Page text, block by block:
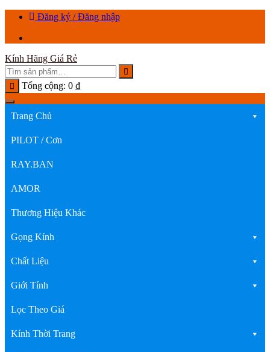
Chuyển
dung
Đăng ký / Đăng nhập
Kính Hãng Giá Rẻ
Tổng cộng: 0 ₫
Trang Chủ
PILOT / Cơn
RAY.BAN
AMOR
Thương Hiệu Khác
Gọng Kính
Chất Liệu
Giới Tính
Lọc Theo Giá
Kính Thời Trang